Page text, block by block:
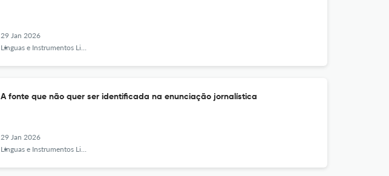
29 Jan 2026
Línguas e Instrumentos Linguísticos
A fonte que não quer ser identificada na enunciação jornalística
29 Jan 2026
Línguas e Instrumentos Linguísticos